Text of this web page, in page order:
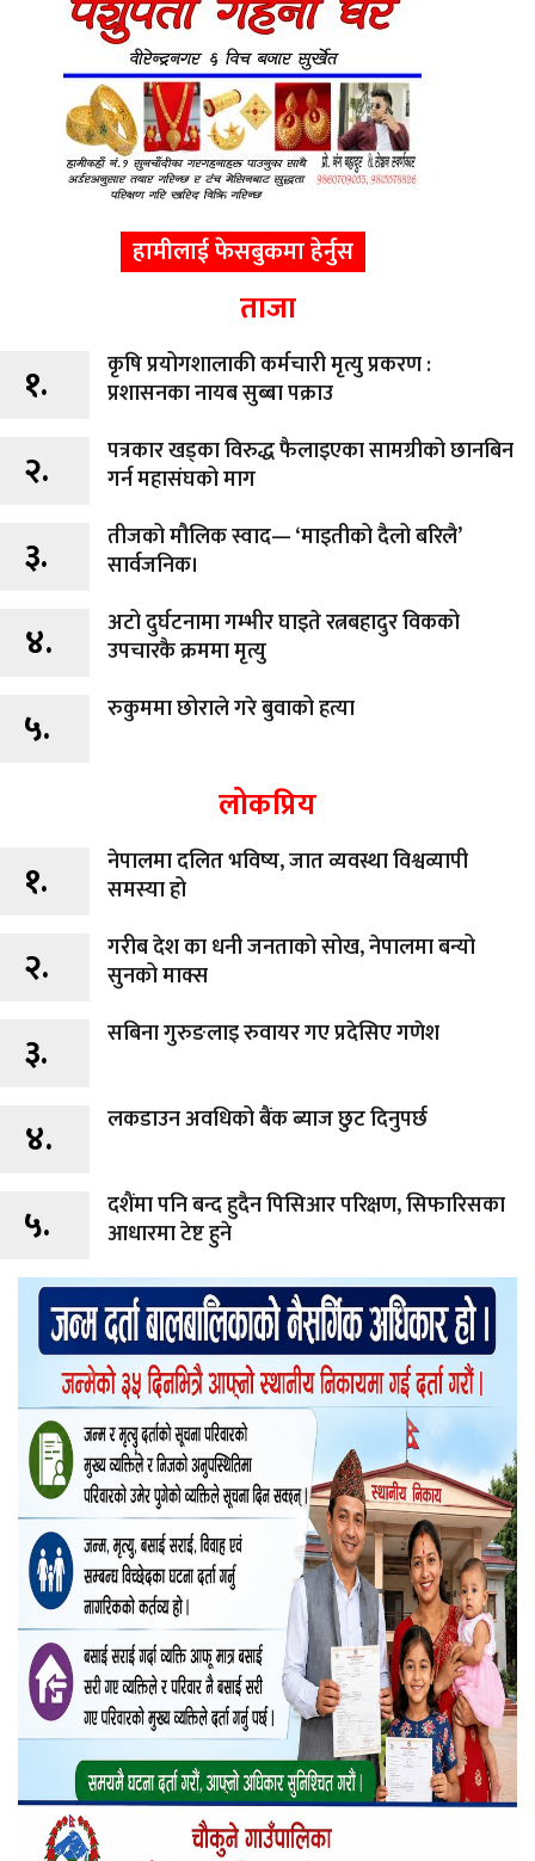
हामीलाई फेसबुकमा हेर्नुस
ताजा
१.
कृषि प्रयोगशालाकी कर्मचारी मृत्यु प्रकरण :
प्रशासनका नायब सुब्बा पक्राउ
२.
पत्रकार खड्का विरुद्ध फैलाइएका सामग्रीको छानबिन
गर्न महासंघको माग
३.
तीजको मौलिक स्वाद— ‘माइतीको दैलो बरिलै’
सार्वजनिक।
४.
अटो दुर्घटनामा गम्भीर घाइते रत्नबहादुर विकको
उपचारकै क्रममा मृत्यु
५. रुकुममा छोराले गरे बुवाको हत्या
लोकप्रिय
१.
नेपालमा दलित भविष्य, जात व्यवस्था विश्वव्यापी
समस्या हो
२.
गरीब देश का धनी जनताको सोख, नेपालमा बन्यो
सुनको माक्स
३. सबिना गुरुङलाइ रुवायर गए प्रदेसिए गणेश
४. लकडाउन अवधिको बैंक ब्याज छुट दिनुपर्छ
५.
दशैंमा पनि बन्द हुदैन पिसिआर परिक्षण, सिफारिसका
आधारमा टेष्ट हुने